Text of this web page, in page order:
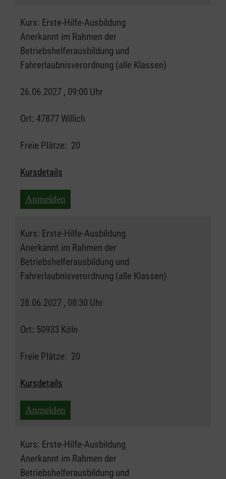
Kurs: Erste-Hilfe-Ausbildung
Anerkannt im Rahmen der
Betriebshelferausbildung und
Fahrerlaubnisverordnung (alle Klassen)
26.06.2027 , 09:00 Uhr
Ort: 47877 Willich
Freie Plätze: 20
Kursdetails
Anmelden
Kurs: Erste-Hilfe-Ausbildung
Anerkannt im Rahmen der
Betriebshelferausbildung und
Fahrerlaubnisverordnung (alle Klassen)
28.06.2027 , 08:30 Uhr
Ort: 50933 Köln
Freie Plätze: 20
Kursdetails
Anmelden
Kurs: Erste-Hilfe-Ausbildung
Anerkannt im Rahmen der
Betriebshelferausbildung und